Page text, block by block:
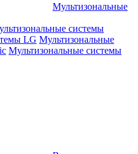
Мультизональные
системы
LG Мультизональные
Мультизональные системы